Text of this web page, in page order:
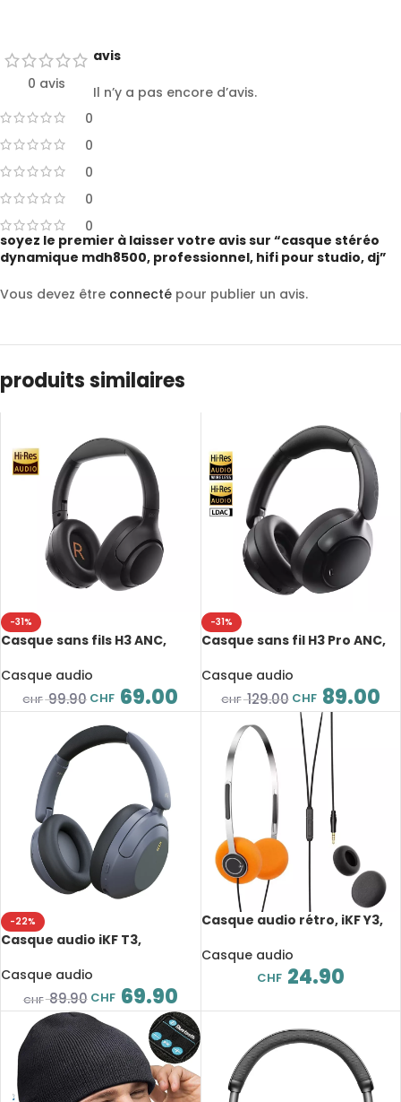
0 avis
0
0
0
0
0
avis
Il n’y a pas encore d’avis.
soyez le premier à laisser votre avis sur “casque stéréo
dynamique mdh8500, professionnel, hifi pour studio, dj”
Vous devez être connecté pour publier un avis.
produits similaires
-31%
Casque sans fils H3 ANC,
active de bruit Hybride 43dB,
autonomie 60H
Casque audio
CHF99.90 CHF 69.00
-31%
Casque sans fil H3 Pro ANC,
résolution avec ANC 50dB,
audio spatial 3D
Casque audio
CHF129.00 CHF 89.00
-22%
Casque audio iKF T3,
active du bruit, haute
résolution et faible latence,
125 heures de lecture
Casque audio
CHF89.90 CHF 69.90
Casque audio rétro, iKF Y3,
néodyme, diamètre 30 mm
Casque audio
CHF 24.90